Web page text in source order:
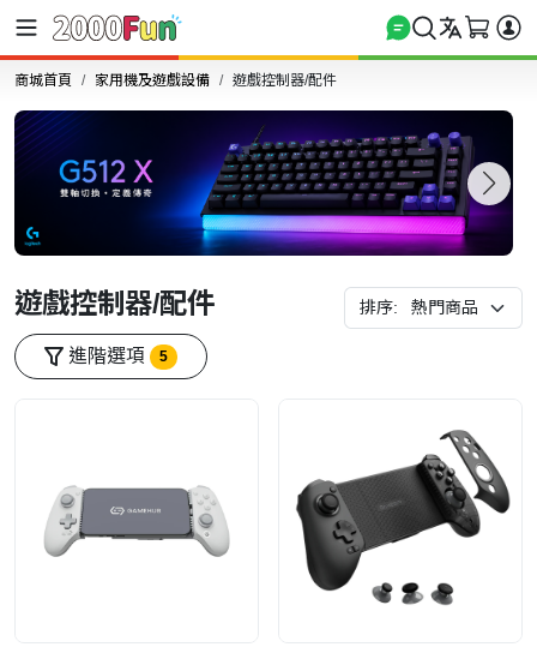
商城首頁 家用機及遊戲設備 遊戲控制器/配件
遊戲控制器/配件 排序:
進階選項 5